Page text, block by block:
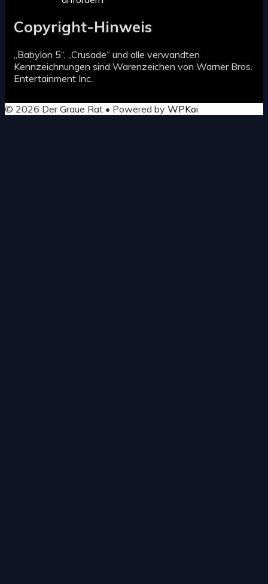
Copyright-Hinweis
„Babylon 5“, „Crusade“ und alle verwandten
Kennzeichnungen sind Warenzeichen von Warner Bros.
Entertainment Inc.
© 2026 Der Graue Rat • Powered by WPKoi